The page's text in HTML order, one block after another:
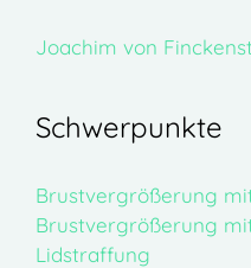
Joachim von
Schwerpunkte
Brustvergrößerung
Brustvergrößerung
Lidstraffung